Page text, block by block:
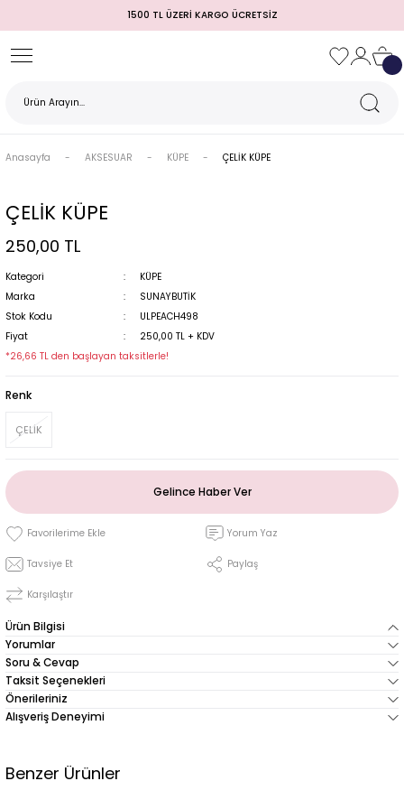
1500 TL ÜZERİ KARGO ÜCRETSİZ
Geri Dön
Geri Dön
Geri Dön
Geri Dön
Geri Dön
Geri Dön
Geri Dön
Anasayfa AKSESUAR KÜPE ÇELİK KÜPE
ÇELİK KÜPE
250,00 TL
Kategori
KÜPE
Marka
SUNAYBUTİK
Stok Kodu
ULPEACH498
Fiyat
250,00 TL + KDV
*26,66 TL den başlayan taksitlerle!
Renk
ÇELİK
Gelince Haber Ver
Yorum Yaz
Tavsiye Et Paylaş
Karşılaştır
Ürün Bilgisi
Yorumlar
Soru & Cevap
Taksit Seçenekleri
Önerileriniz
Alışveriş Deneyimi
Benzer Ürünler